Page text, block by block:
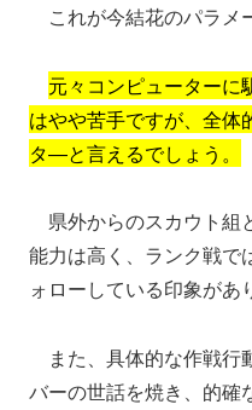
これが今結花のパラメ
元々コンピューターに
はやや苦手ですが、全体
タ―と言えるでしょう。
県外からのスカウト組
能力は高く、ランク戦で
ォローしている印象があ
また、具体的な作戦行
バーの世話を焼き、的確